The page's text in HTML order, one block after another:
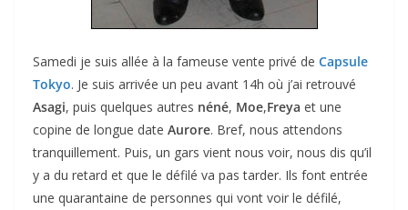
Samedi je suis allée à la fameuse vente privé de Capsule
Tokyo. Je suis arrivée un peu avant 14h où j’ai retrouvé
Asagi, puis quelques autres néné, Moe,Freya et une
copine de longue date Aurore. Bref, nous attendons
tranquillement. Puis, un gars vient nous voir, nous dis qu’il
y a du retard et que le défilé va pas tarder. Ils font entrée
une quarantaine de personnes qui vont voir le défilé,